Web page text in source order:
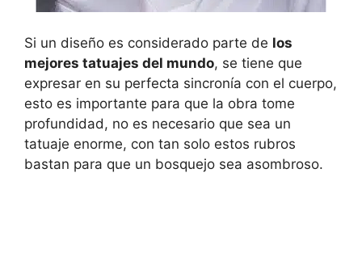
Si un diseño es considerado parte de los
mejores tatuajes del mundo, se tiene que
expresar en su perfecta sincronía con el cuerpo,
esto es importante para que la obra tome
profundidad, no es necesario que sea un
tatuaje enorme, con tan solo estos rubros
bastan para que un bosquejo sea asombroso.